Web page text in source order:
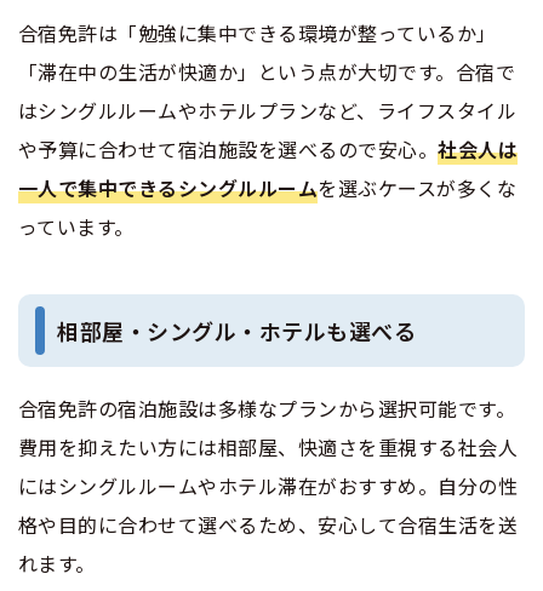
合宿免許は「勉強に集中できる環境が整っているか」
「滞在中の生活が快適か」という点が大切です。合宿で
はシングルルームやホテルプランなど、ライフスタイル
や予算に合わせて宿泊施設を選べるので安心。社会人は
一人で集中できるシングルルームを選ぶケースが多くな
っています。
相部屋・シングル・ホテルも選べる
合宿免許の宿泊施設は多様なプランから選択可能です。
費用を抑えたい方には相部屋、快適さを重視する社会人
にはシングルルームやホテル滞在がおすすめ。自分の性
格や目的に合わせて選べるため、安心して合宿生活を送
れます。